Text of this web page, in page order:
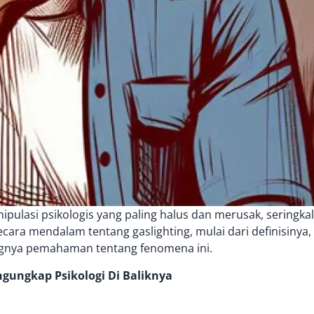
psikologis yang paling halus dan merusak,
mendalam tentang gaslighting, mulai dari
pemahaman tentang fenomena ini.
Psikologi Di Baliknya